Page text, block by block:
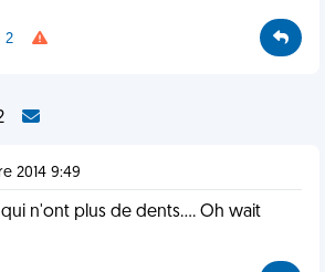
2
2014 9:49
n'ont plus de dents.... Oh wait